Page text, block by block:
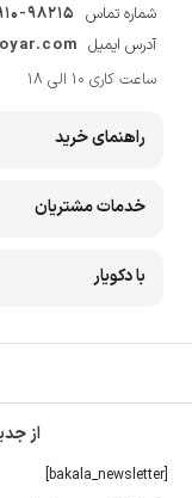
شماره تماس 98215
آدرس ایمیل
ساعت کاری 10 الی 18
راهنمای خرید
خدمات مشتریان
با دکویار
از
[bakala_newsletter]